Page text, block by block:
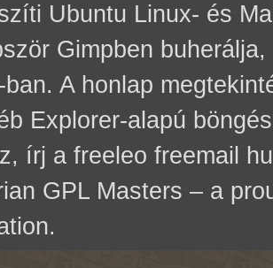
Ubuntu Linux- és
Gimpben
ban. A honlap
Explorer-alapú
írj a freeleo freemail
GPL Masters – a